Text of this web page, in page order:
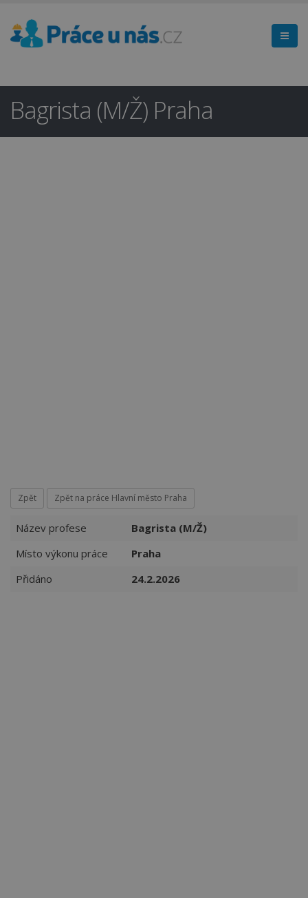
Bagrista (M/Ž) Praha
Zpět Zpět na práce Hlavní město Praha
Název profese
Bagrista (M/Ž)
Místo výkonu práce
Praha
Přidáno
24.2.2026